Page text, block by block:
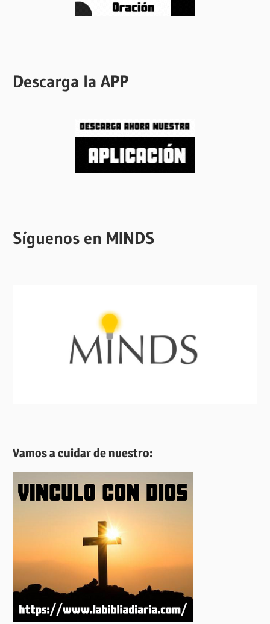
Descarga la APP
Síguenos en MINDS
Vamos a cuidar de nuestro: